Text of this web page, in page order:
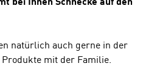
bei Ihnen Schnecke auf den
natürlich auch gerne in der
mit der Familie.